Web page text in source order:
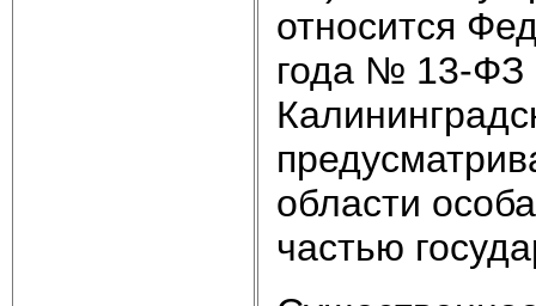
относится
года № 13-ФЗ
области
частью